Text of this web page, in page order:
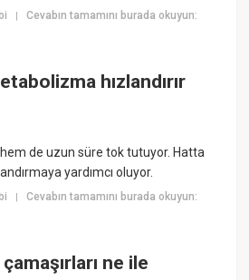
|Cevabın tamamını burada okuyun:
hızlandırır
hem de uzun süre tok tutuyor. Hatta
yardımcı oluyor.
|Cevabın tamamını burada okuyun:
ne ile